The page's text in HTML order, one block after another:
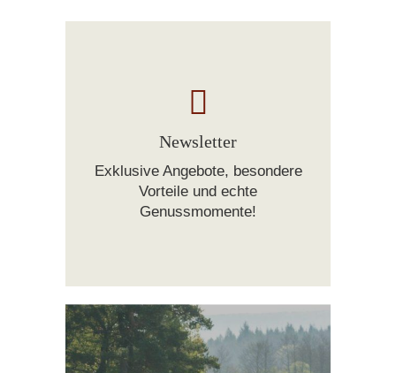
Newsletter
Exklusive Angebote, besondere
Vorteile und echte
Genussmomente!